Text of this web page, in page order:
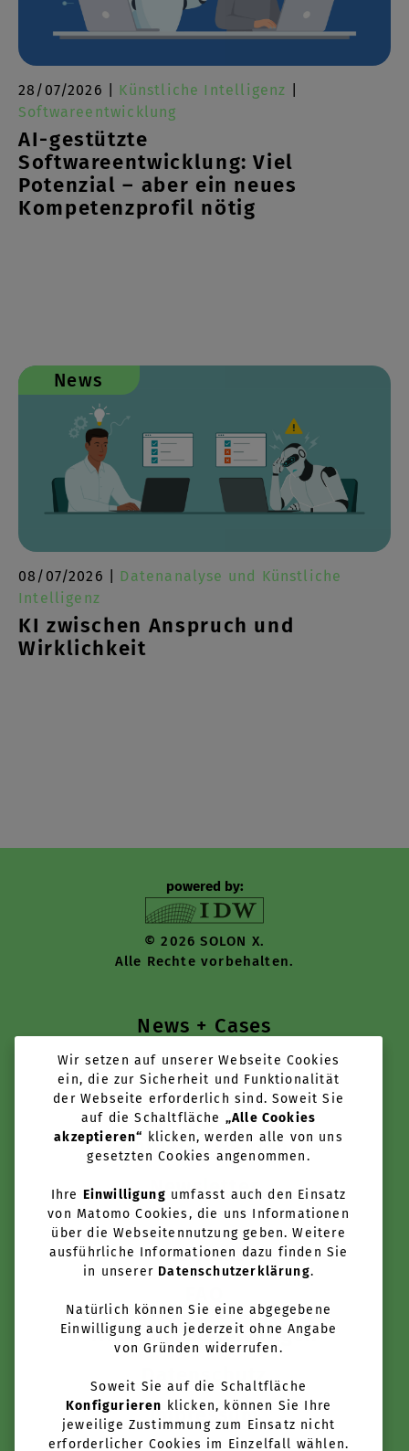
28/07/2026 | Künstliche Intelligenz
Softwareentwicklung
AI-gestützte
Softwareentwicklung: Viel
Potenzial – aber ein neues
Kompetenzprofil nötig
News
08/07/2026 | Datenanalyse und Künstliche
Intelligenz
KI zwischen Anspruch und
Wirklichkeit
News + Cases
Tools + Services
Über uns
Anbieter werden
Newsletter
Kontakt
Nutzungsbedingungen
Datenschutz
Impressum
powered by:
© 2026 SOLON X.
Alle Rechte vorbehalten.
Wir setzen auf unserer Webseite Cookies
ein, die zur Sicherheit und Funktionalität
der Webseite erforderlich sind. Soweit Sie
auf die Schaltfläche „Alle Cookies
akzeptieren“ klicken, werden alle von uns
gesetzten Cookies angenommen.
Ihre Einwilligung umfasst auch den Einsatz
von Matomo Cookies, die uns Informationen
über die Webseitennutzung geben. Weitere
ausführliche Informationen dazu finden Sie
in unserer Datenschutzerklärung.
Natürlich können Sie eine abgegebene
Einwilligung auch jederzeit ohne Angabe
von Gründen widerrufen.
Soweit Sie auf die Schaltfläche
Konfigurieren klicken, können Sie Ihre
jeweilige Zustimmung zum Einsatz nicht
erforderlicher Cookies im Einzelfall wählen.